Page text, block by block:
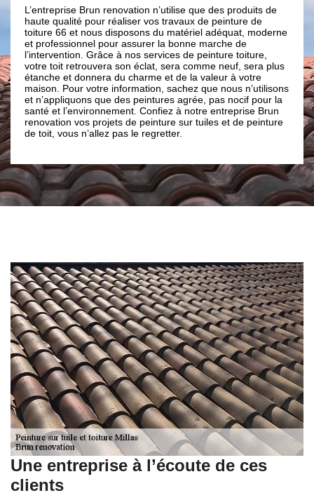
renovation n’utilise que des produits de
réaliser vos travaux de peinture de
disposons du matériel adéquat, moderne
assurer la bonne marche de
à nos services de peinture toiture,
son éclat, sera comme neuf, sera plus
du charme et de la valeur à votre
information, sachez que nous n’utilisons
des peintures agrée, pas nocif pour la
Confiez à notre entreprise Brun
de peinture sur tuiles et de peinture
pas le regretter.
Habitant aux alentours du
mettre des peintures sur
hyper compétente est
dans tout le 66170 sans
déplacement offert. Il
une entreprise possédant
dans le domaine de
renovation peut aussi
ou bien une peinture
confiance au Brun
de toiture seront faits avec
Une entreprise à l’écoute de ces
clients